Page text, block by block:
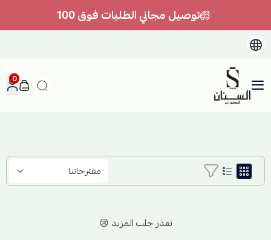
توصيل مجاني الطلبات فوق 100
السنان للعطور والعسل الطبيعي
0
تعذر جلب المزيد 😢